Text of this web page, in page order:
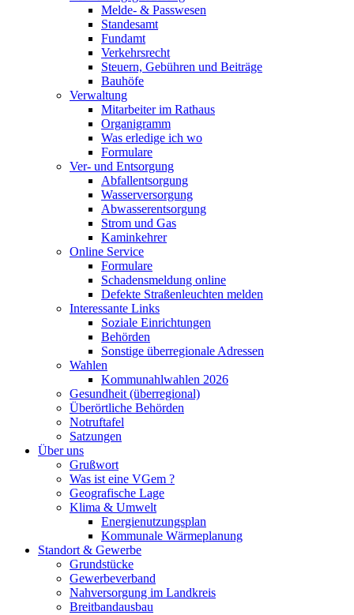
Melde- & Passwesen
Standesamt
Fundamt
Verkehrsrecht
Steuern, Gebühren und Beiträge
Bauhöfe
Verwaltung
Mitarbeiter im Rathaus
Organigramm
Was erledige ich wo
Formulare
Ver- und Entsorgung
Abfallentsorgung
Wasserversorgung
Abwasserentsorgung
Strom und Gas
Kaminkehrer
Online Service
Formulare
Schadensmeldung online
Defekte Straßenleuchten melden
Interessante Links
Soziale Einrichtungen
Behörden
Sonstige überregionale Adressen
Wahlen
Kommunahlwahlen 2026
Gesundheit (überregional)
Überörtliche Behörden
Notruftafel
Satzungen
Über uns
Grußwort
Was ist eine VGem ?
Geografische Lage
Klima & Umwelt
Energienutzungsplan
Kommunale Wärmeplanung
Standort & Gewerbe
Grundstücke
Gewerbeverband
Nahversorgung im Landkreis
Breitbandausbau